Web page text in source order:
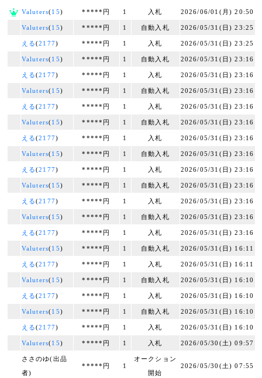
Valuters(15) *****円 1 入札 2026/06/01(月) 20:50
Valuters(15) *****円 1 自動入札 2026/05/31(日) 23:25
える(2177) *****円 1 入札 2026/05/31(日) 23:25
Valuters(15) *****円 1 自動入札 2026/05/31(日) 23:16
える(2177) *****円 1 入札 2026/05/31(日) 23:16
Valuters(15) *****円 1 自動入札 2026/05/31(日) 23:16
える(2177) *****円 1 入札 2026/05/31(日) 23:16
Valuters(15) *****円 1 自動入札 2026/05/31(日) 23:16
える(2177) *****円 1 入札 2026/05/31(日) 23:16
Valuters(15) *****円 1 自動入札 2026/05/31(日) 23:16
える(2177) *****円 1 入札 2026/05/31(日) 23:16
Valuters(15) *****円 1 自動入札 2026/05/31(日) 23:16
える(2177) *****円 1 入札 2026/05/31(日) 23:16
Valuters(15) *****円 1 自動入札 2026/05/31(日) 23:16
える(2177) *****円 1 入札 2026/05/31(日) 23:16
Valuters(15) *****円 1 自動入札 2026/05/31(日) 16:11
える(2177) *****円 1 入札 2026/05/31(日) 16:11
Valuters(15) *****円 1 自動入札 2026/05/31(日) 16:10
える(2177) *****円 1 入札 2026/05/31(日) 16:10
Valuters(15) *****円 1 自動入札 2026/05/31(日) 16:10
える(2177) *****円 1 入札 2026/05/31(日) 16:10
Valuters(15) *****円 1 入札 2026/05/30(土) 09:57
ささのゆ(出品
者)
*****円 1
オークション
開始
2026/05/30(土) 07:55